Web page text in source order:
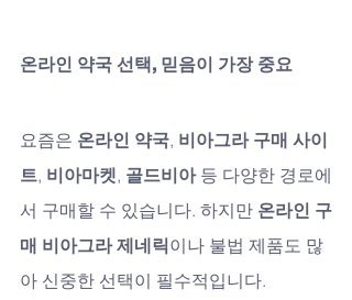
온라인 약국 선택, 믿음이 가장 중요
요즘은 온라인 약국, 비아그라 구매 사이
트, 비아마켓, 골드비아 등 다양한 경로에
서 구매할 수 있습니다. 하지만 온라인 구
매 비아그라 제네릭이나 불법 제품도 많
아 신중한 선택이 필수적입니다.